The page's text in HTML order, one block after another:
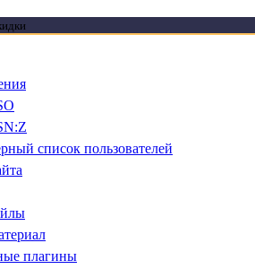
список пользователей
плагины